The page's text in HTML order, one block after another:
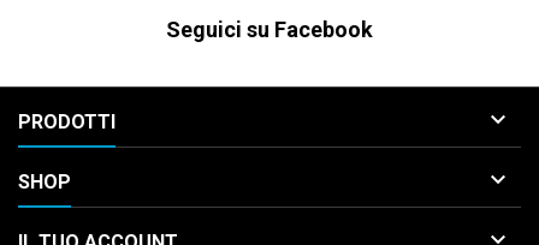
Seguici su Facebook
PRODOTTI 
SHOP 